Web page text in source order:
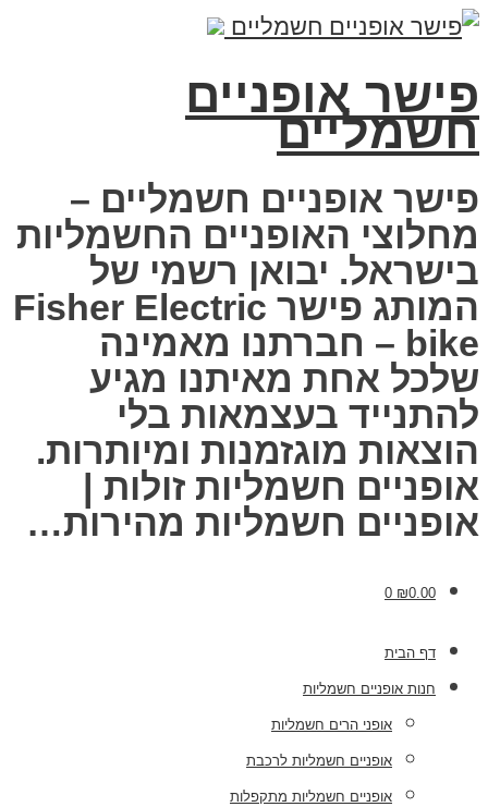
פישר אופניים
חשמליים
פישר אופניים חשמליים –
מחלוצי האופניים החשמליות
בישראל. יבואן רשמי של
המותג פישר Fisher Electric
bike – חברתנו מאמינה
שלכל אחת מאיתנו מגיע
להתנייד בעצמאות בלי
הוצאות מוגזמנות ומיותרות.
אופניים חשמליות זולות |
אופניים חשמליות מהירות…
₪0.00
0
דף הבית
חנות אופניים חשמליות
אופני הרים חשמליות
אופניים חשמליות לרכבת
אופניים חשמליות מתקפלות